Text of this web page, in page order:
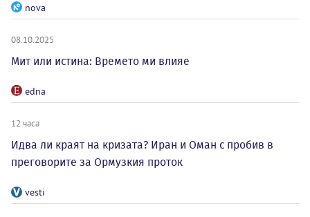
nova
08.10.2025
Мит или истина: Времето ми влияе
edna
12 часа
Идва ли краят на кризата? Иран и Оман с пробив в
преговорите за Ормузкия проток
vesti